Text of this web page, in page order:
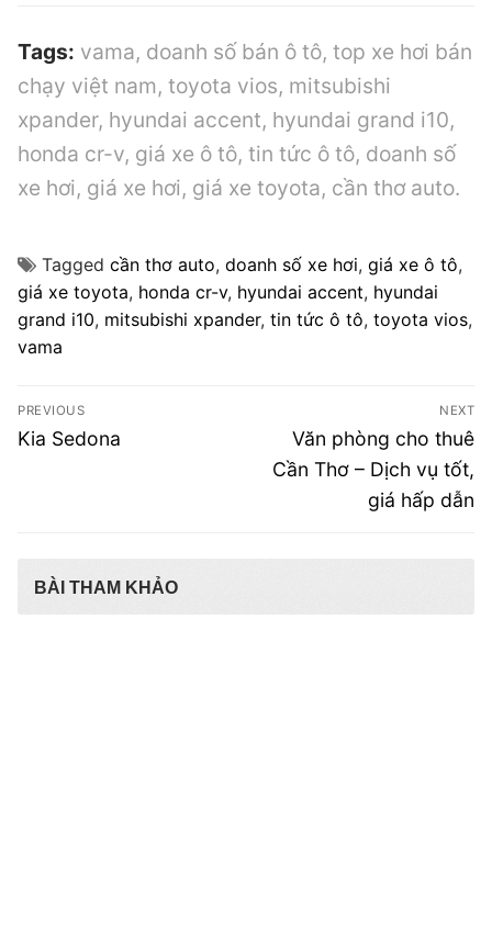
Tags: vama, doanh số bán ô tô, top xe hơi bán
chạy việt nam, toyota vios, mitsubishi
xpander, hyundai accent, hyundai grand i10,
honda cr-v, giá xe ô tô, tin tức ô tô, doanh số
xe hơi, giá xe hơi, giá xe toyota, cần thơ auto.
Tagged cần thơ auto, doanh số xe hơi, giá xe ô tô,
giá xe toyota, honda cr-v, hyundai accent, hyundai
grand i10, mitsubishi xpander, tin tức ô tô, toyota vios,
vama
Điều
hướng
PREVIOUS
Previous
Kia Sedona
NEXT
Next
post:
Văn phòng cho thuê
Cần Thơ – Dịch vụ tốt,
giá hấp dẫn
BÀI THAM KHẢO